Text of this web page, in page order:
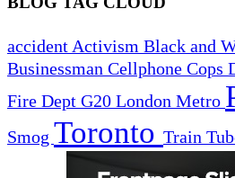
accident Activism Black and
Businessman Cellphone Cops
Fire Dept G20 London Metro
Smog Toronto Train